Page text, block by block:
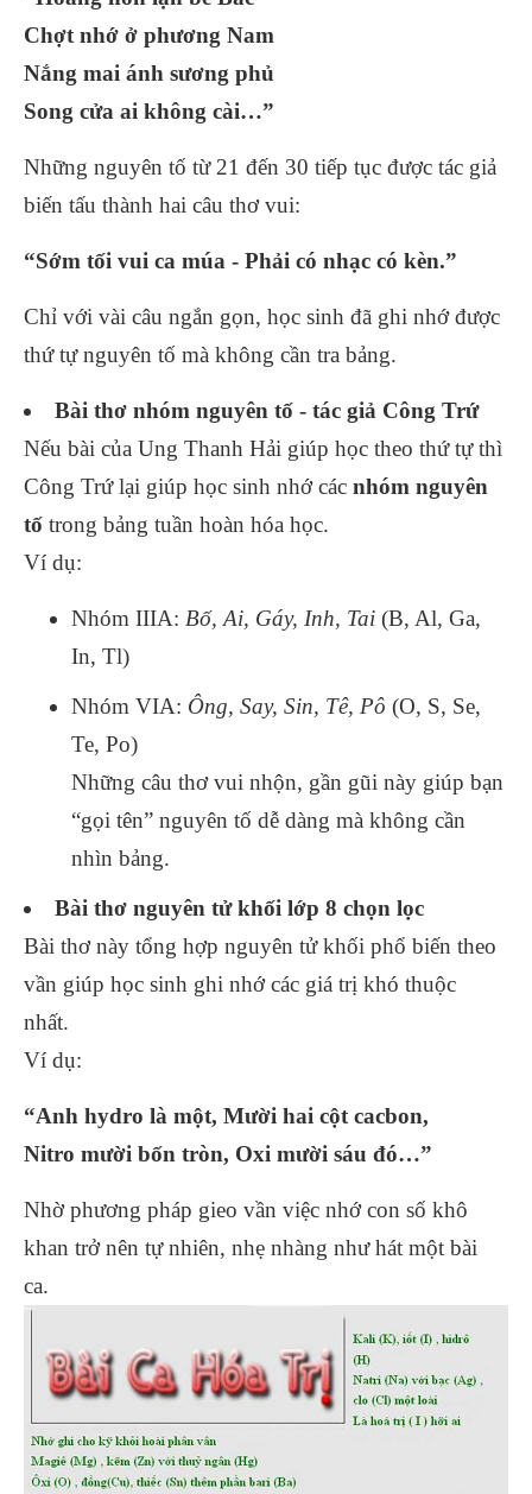
Chợt nhớ ở phương Nam
Nắng mai ánh sương phủ
Song cửa ai không cài…”
Những nguyên tố từ 21 đến 30 tiếp tục được tác giả
biến tấu thành hai câu thơ vui:
“Sớm tối vui ca múa - Phải có nhạc có kèn.”
Chỉ với vài câu ngắn gọn, học sinh đã ghi nhớ được
thứ tự nguyên tố mà không cần tra bảng.
Bài thơ nhóm nguyên tố - tác giả Công Trứ
Nếu bài của Ung Thanh Hải giúp học theo thứ tự thì
Công Trứ lại giúp học sinh nhớ các nhóm nguyên
tố trong bảng tuần hoàn hóa học.
Ví dụ:
Nhóm IIIA: Bố, Ai, Gáy, Inh, Tai (B, Al, Ga,
In, Tl)
Nhóm VIA: Ông, Say, Sin, Tê, Pô (O, S, Se,
Te, Po)
Những câu thơ vui nhộn, gần gũi này giúp bạn
“gọi tên” nguyên tố dễ dàng mà không cần
nhìn bảng.
Bài thơ nguyên tử khối lớp 8 chọn lọc
Bài thơ này tổng hợp nguyên tử khối phổ biến theo
vần giúp học sinh ghi nhớ các giá trị khó thuộc
nhất.
Ví dụ:
“Anh hydro là một, Mười hai cột cacbon,
Nitro mười bốn tròn, Oxi mười sáu đó…”
Nhờ phương pháp gieo vần việc nhớ con số khô
khan trở nên tự nhiên, nhẹ nhàng như hát một bài
ca.